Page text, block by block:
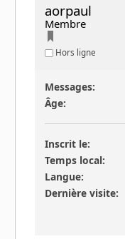
aorpaul
Membre
Hors ligne
Messages:
Âge:
Inscrit le:
Temps local:
Langue:
Dernière visite: